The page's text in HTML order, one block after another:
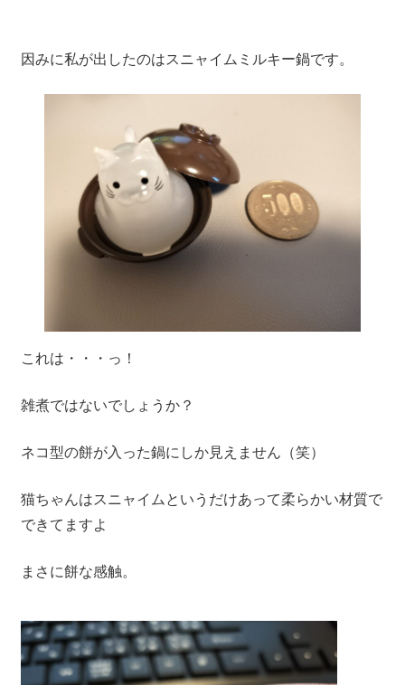
因みに私が出したのはスニャイムミルキー鍋です。
これは・・・っ！
雑煮ではないでしょうか？
ネコ型の餅が入った鍋にしか見えません（笑）
猫ちゃんはスニャイムというだけあって柔らかい材質で
できてますよ
まさに餅な感触。